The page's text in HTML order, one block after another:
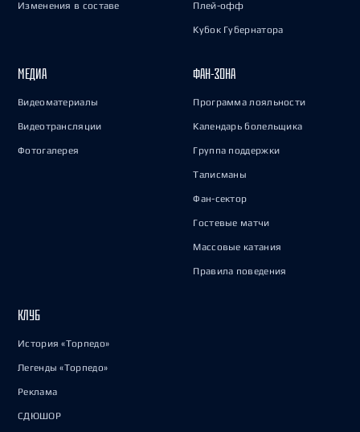
Изменения в составе Плей-офф
Кубок Губернатора
МЕДИА
Видеоматериалы
Видеотрансляции
Фотогалерея
ФАН-ЗОНА
Программа лояльности
Календарь болельщика
Группа поддержки
Талисманы
Фан-сектор
Гостевые матчи
Массовые катания
Правила поведения
КЛУБ
История «Торпедо»
Легенды «Торпедо»
Реклама
СДЮШОР